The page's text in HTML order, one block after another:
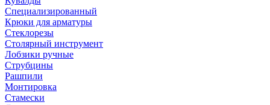
Специализированный
Крюки для арматуры
Стеклорезы
Столярный инструмент
Лобзики ручные
Струбцины
Рашпили
Монтировка
Стамески